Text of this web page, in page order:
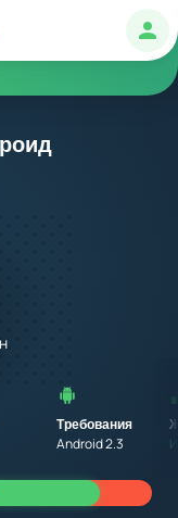
Требования
Android 2.3